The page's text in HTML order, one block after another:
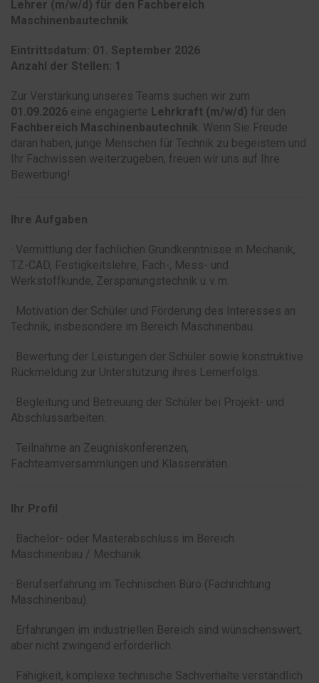
Lehrer (m/w/d) für den Fachbereich
Maschinenbautechnik
Eintrittsdatum: 01. September 2026
Anzahl der Stellen: 1
Zur Verstärkung unseres Teams suchen wir zum
01.09.2026 eine engagierte Lehrkraft (m/w/d) für den
Fachbereich Maschinenbautechnik. Wenn Sie Freude
daran haben, junge Menschen für Technik zu begeistern und
Ihr Fachwissen weiterzugeben, freuen wir uns auf Ihre
Bewerbung!
Ihre Aufgaben
· Vermittlung der fachlichen Grundkenntnisse in Mechanik,
TZ-CAD, Festigkeitslehre, Fach-, Mess- und
Werkstoffkunde, Zerspanungstechnik u. v. m.
· Motivation der Schüler und Förderung des Interesses an
Technik, insbesondere im Bereich Maschinenbau.
· Bewertung der Leistungen der Schüler sowie konstruktive
Rückmeldung zur Unterstützung ihres Lernerfolgs.
· Begleitung und Betreuung der Schüler bei Projekt- und
Abschlussarbeiten.
· Teilnahme an Zeugniskonferenzen,
Fachteamversammlungen und Klassenräten.
Ihr Profil
· Bachelor- oder Masterabschluss im Bereich
Maschinenbau / Mechanik.
· Berufserfahrung im Technischen Büro (Fachrichtung
Maschinenbau).
· Erfahrungen im industriellen Bereich sind wünschenswert,
aber nicht zwingend erforderlich.
· Fähigkeit, komplexe technische Sachverhalte verständlich